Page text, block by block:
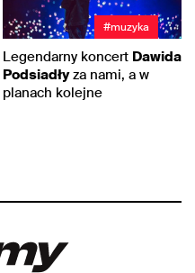
#muzyka
Legendarny koncert Dawida
Podsiadłyza nami, a w
planach kolejne